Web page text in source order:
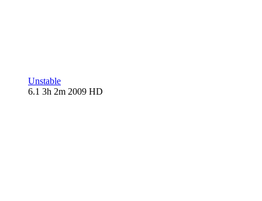
Unstable
6.1 3h 2m 2009 HD